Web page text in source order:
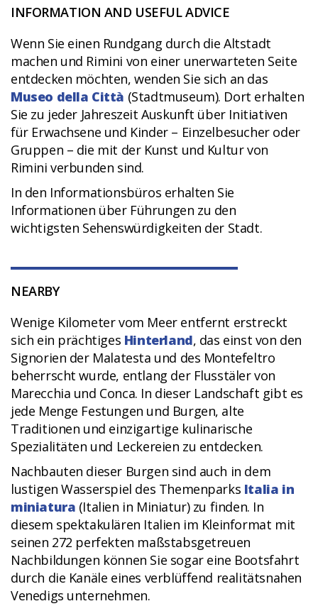
INFORMATION AND USEFUL ADVICE
Wenn Sie einen Rundgang durch die Altstadt
machen und Rimini von einer unerwarteten Seite
entdecken möchten, wenden Sie sich an das
Museo della Città (Stadtmuseum). Dort erhalten
Sie zu jeder Jahreszeit Auskunft über Initiativen
für Erwachsene und Kinder – Einzelbesucher oder
Gruppen – die mit der Kunst und Kultur von
Rimini verbunden sind.
In den Informationsbüros erhalten Sie
Informationen über Führungen zu den
wichtigsten Sehenswürdigkeiten der Stadt.
NEARBY
Wenige Kilometer vom Meer entfernt erstreckt
sich ein prächtiges Hinterland, das einst von den
Signorien der Malatesta und des Montefeltro
beherrscht wurde, entlang der Flusstäler von
Marecchia und Conca. In dieser Landschaft gibt es
jede Menge Festungen und Burgen, alte
Traditionen und einzigartige kulinarische
Spezialitäten und Leckereien zu entdecken.
Nachbauten dieser Burgen sind auch in dem
lustigen Wasserspiel des Themenparks Italia in
miniatura (Italien in Miniatur) zu finden. In
diesem spektakulären Italien im Kleinformat mit
seinen 272 perfekten maßstabsgetreuen
Nachbildungen können Sie sogar eine Bootsfahrt
durch die Kanäle eines verblüffend realitätsnahen
Venedigs unternehmen.